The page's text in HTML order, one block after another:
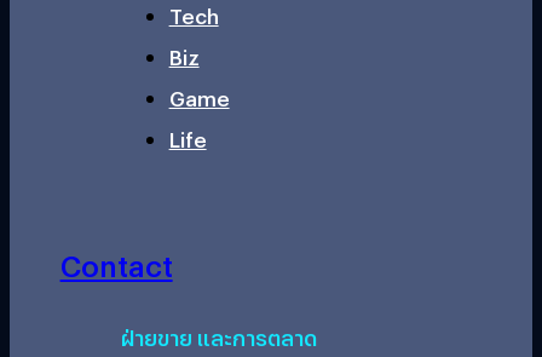
Tech
Biz
Game
Life
Contact
ฝ่ายขาย และการตลาด